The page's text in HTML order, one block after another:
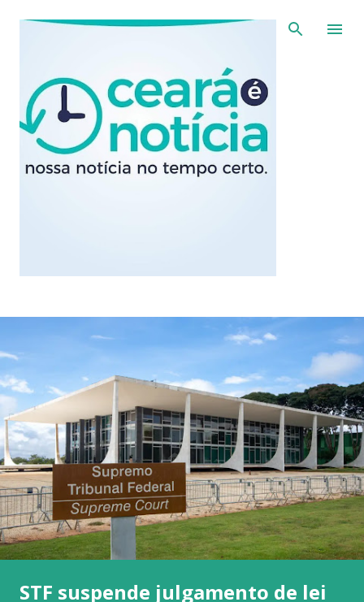
Pular para o conteúdo principal
STF suspende julgamento de lei